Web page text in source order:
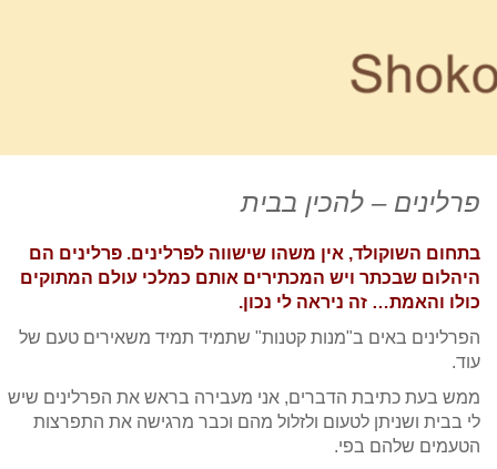
פרלינים – להכין בבית
בתחום השוקולד, אין משהו שישווה לפרלינים. פרלינים הם
היהלום שבכתר ויש המכתירים אותם כמלכי עולם המתוקים
כולו והאמת… זה ניראה לי נכון.
הפרלינים באים ב"מנות קטנות" שתמיד תמיד משאירים טעם של
עוד.
ממש בעת כתיבת הדברים, אני מעבירה בראש את הפרלינים שיש
לי בבית ושניתן לטעום ולזלול מהם וכבר מרגישה את התפרצות
הטעמים שלהם בפי.